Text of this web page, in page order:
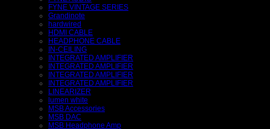
FYNE VINTAGE SERIES
Grandinote
hardwired
HDMI CABLE
HEADPHONE CABLE
IN-CEILING
INTEGRATED AMPLIFIER
INTEGRATED AMPLIFIER
INTEGRATED AMPLIFIER
INTEGRATED AMPLIFIER
LINEARIZER
lumen white
MSB Accessories
MSB DAC
MSB Headphone Amp